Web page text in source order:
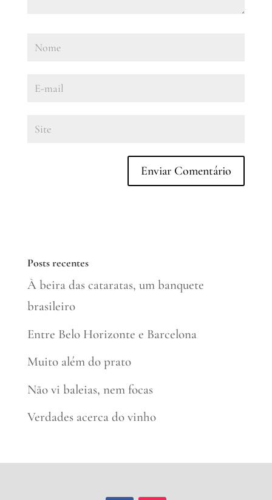
Posts recentes
À beira das cataratas, um banquete
brasileiro
Entre Belo Horizonte e Barcelona
Muito além do prato
Não vi baleias, nem focas
Verdades acerca do vinho